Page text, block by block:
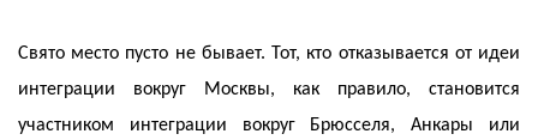
Свято место пусто не бывает. Тот, кто отказывается от идеи
интеграции вокруг Москвы, как правило, становится
участником интеграции вокруг Брюсселя, Анкары или